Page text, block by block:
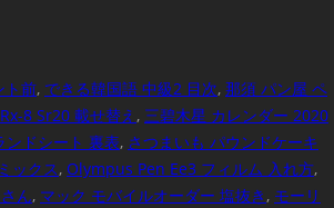
ト前, できる韓国語 中級2 目次, 那須 パン屋 ペ
Rx-8 Sr20 載せ替え , 三碧木星 カレンダー 2020
ンドシート 裏表, さつまいも パウンドケーキ
ックス, Olympus Pen Ee3 フィルム 入れ方,
ん, マック モバイルオーダー 塩抜き , モーリ